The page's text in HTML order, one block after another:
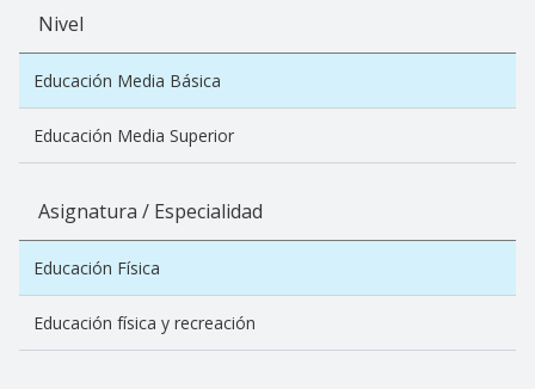
Nivel
Educación Media Básica
Educación Media Superior
Asignatura / Especialidad
Educación Física
Educación física y recreación